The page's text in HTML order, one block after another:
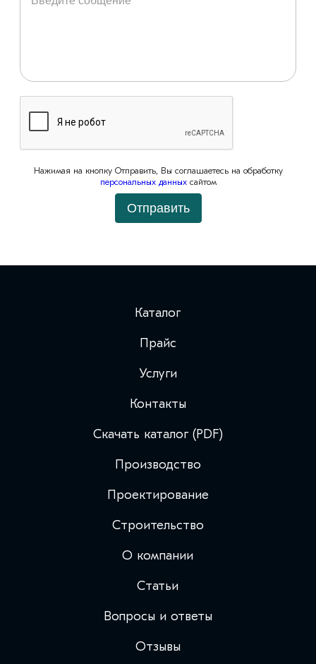
Нажимая на кнопку Отправить, Вы соглашаетесь на обработку
персональных данныхсайтом
Отправить
Каталог
Прайс
Услуги
Контакты
Скачать каталог (PDF)
Производство
Проектирование
Строительство
О компании
Статьи
Вопросы и ответы
Отзывы